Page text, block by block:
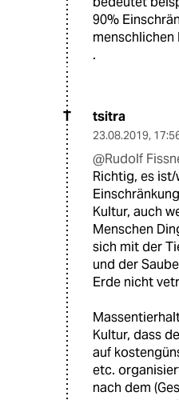
90%
menschlichen
.
T tsitra
23.08.2019,
@Rudolf
Richtig, es
Kultur, auch
Menschen
sich mit der
und der
Erde nicht
Kultur, dass
auf
etc.
nach dem